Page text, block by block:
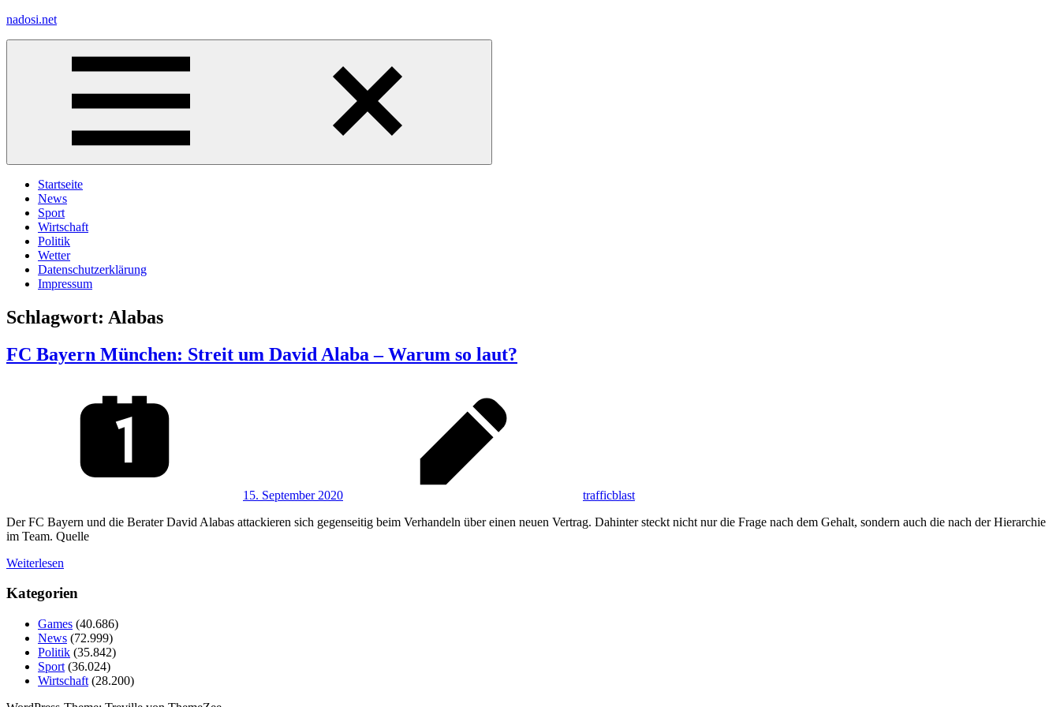
Zum
nadosi.net
Menü
Startseite
News
Sport
Wirtschaft
Politik
Wetter
Datenschutzerklärung
Impressum
Schlagwort: Alabas
FC Bayern München: Streit um David Alaba – Warum so laut?
15. September 2020
trafficblast
Der FC Bayern und die Berater David Alabas attackieren sich gegenseitig beim Verhandeln über einen neuen Vertrag. Dahinter steckt nicht nur die Frage nach dem Gehalt, sondern auch die nach der Hierarchie
im Team. Quelle
Weiterlesen
Kategorien
Games (40.686)
News (72.999)
Politik (35.842)
Sport (36.024)
Wirtschaft (28.200)